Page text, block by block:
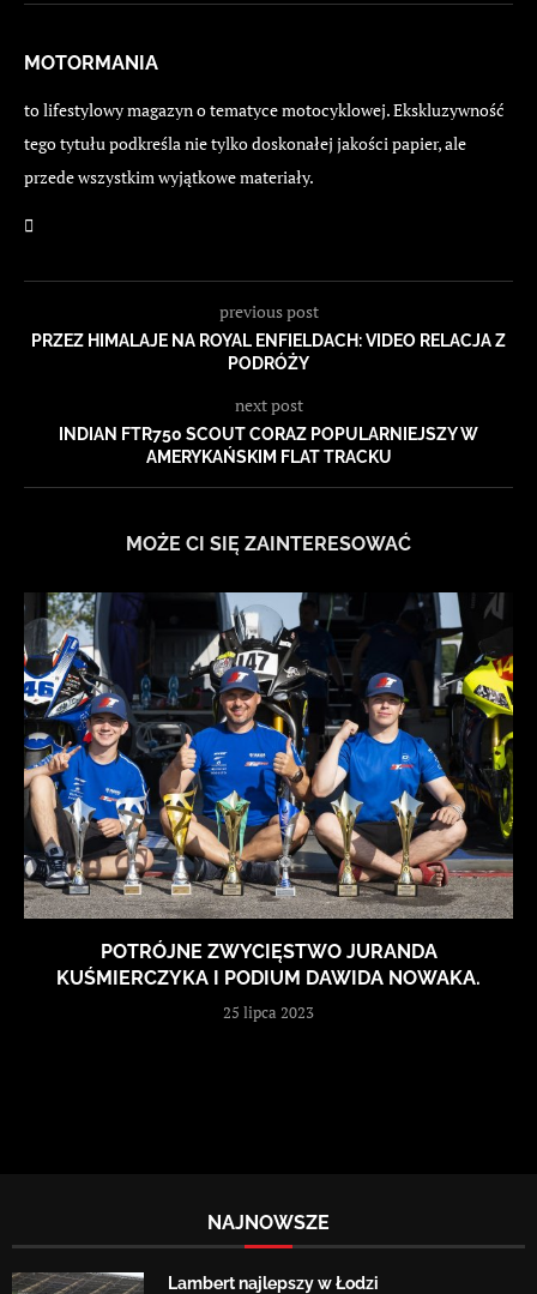
MOTORMANIA
to lifestylowy magazyn o tematyce motocyklowej. Ekskluzywność
tego tytułu podkreśla nie tylko doskonałej jakości papier, ale
przede wszystkim wyjątkowe materiały.
previous post
PRZEZ HIMALAJE NA ROYAL ENFIELDACH: VIDEO RELACJA Z
PODRÓŻY
next post
INDIAN FTR750 SCOUT CORAZ POPULARNIEJSZY W
AMERYKAŃSKIM FLAT TRACKU
MOŻE CI SIĘ ZAINTERESOWAĆ
POTRÓJNE ZWYCIĘSTWO JURANDA
KUŚMIERCZYKA I PODIUM DAWIDA NOWAKA.
25 lipca 2023
NAJNOWSZE
Lambert najlepszy w Łodzi